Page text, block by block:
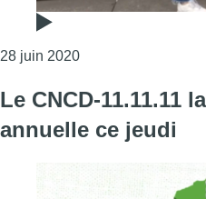
28 juin 2020Consulter l'article
Le CNCD-11.11.11
annuelle ce jeudi